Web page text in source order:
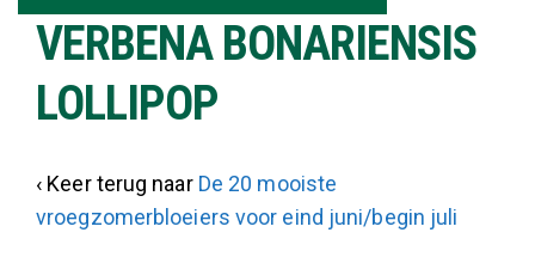
VERBENA BONARIENSIS
LOLLIPOP
‹ Keer terug naar De 20 mooiste
vroegzomerbloeiers voor eind juni/begin juli